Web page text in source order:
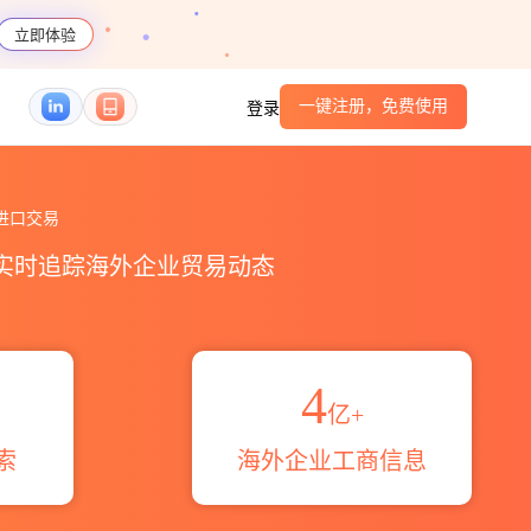
立即体验
登录 一键注册，免费使用
口交易
时追踪海外企业贸易动态
4亿+
海外企业工商信息